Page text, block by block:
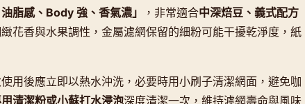
油脂感、Body 強、香氣濃」 ，非常適合中深焙豆、義式配方
花香與水果調性，金屬濾網保留的細粉可能干擾乾淨度，紙
用後應立即以熱水沖洗，必要時用小刷子清潔網面，避免咖
清潔粉或小蘇打水浸泡深度清潔一次，維持濾網壽命與風味